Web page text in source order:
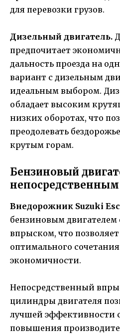
для перевозки грузов.
Дизельный двигатель.
предпочитает
дальность проезда на
вариант с дизельным
идеальным выбором.
обладает высоким
низких оборотах, что
преодолевать
крутым горам.
Бензиновый
Внедорожник Suzuki
бензиновым
впрыском, что
оптимального
экономичности.
Непосредственный
цилиндры двигателя
лучшей эффективности
повышения